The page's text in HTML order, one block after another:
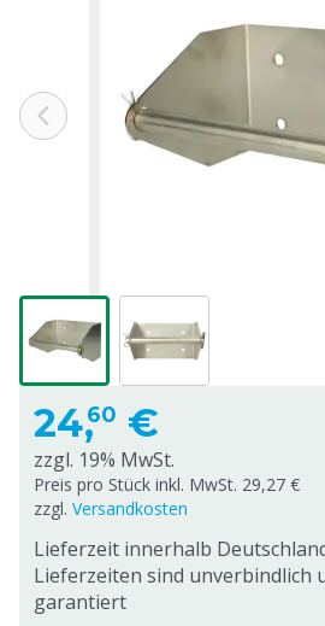
24,60 €
zzgl. 19% MwSt.
Preis pro Stück inkl. MwSt. 29,27 €
zzgl. Versandkosten
Lieferzeit innerhalb
Lieferzeiten sind unverbindlich
garantiert